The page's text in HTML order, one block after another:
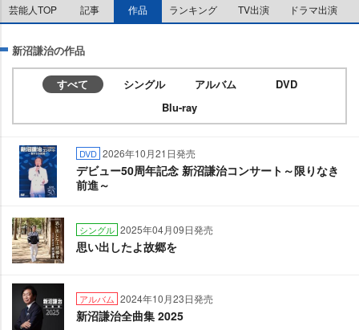
芸能人TOP 記事 作品 ランキング TV出演 ドラマ出演
新沼謙治の作品
すべて シングル アルバム
DVD
Blu-ray
DVD 2026年10月21日発売
デビュー50周年記念 新沼謙治コンサート～限りなき
前進～
シングル 2025年04月09日発売
思い出したよ故郷を
アルバム 2024年10月23日発売
新沼謙治全曲集 2025